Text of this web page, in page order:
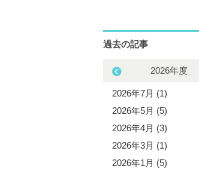
過去の記事
2026年度
2026年7月 (1)
2026年5月 (5)
2026年4月 (3)
2026年3月 (1)
2026年1月 (5)